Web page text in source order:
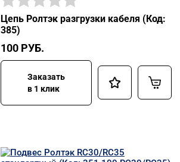
Цепь Ролтэк разгрузки кабеля (Код:
385)
100 РУБ.
Заказать
в 1 клик